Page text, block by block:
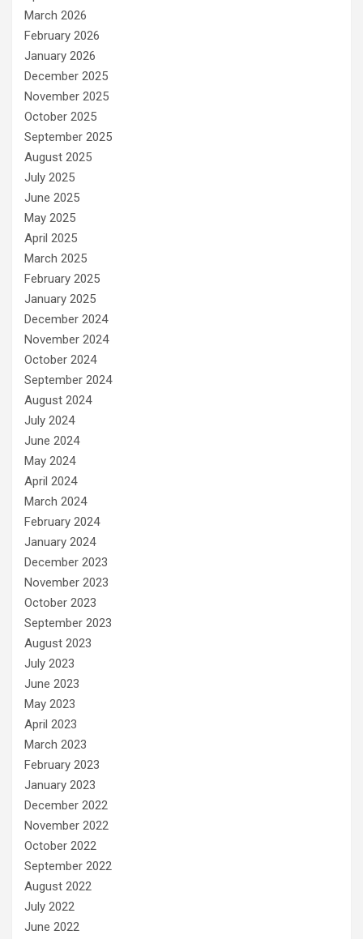
March 2026
February 2026
January 2026
December 2025
November 2025
October 2025
September 2025
August 2025
July 2025
June 2025
May 2025
April 2025
March 2025
February 2025
January 2025
December 2024
November 2024
October 2024
September 2024
August 2024
July 2024
June 2024
May 2024
April 2024
March 2024
February 2024
January 2024
December 2023
November 2023
October 2023
September 2023
August 2023
July 2023
June 2023
May 2023
April 2023
March 2023
February 2023
January 2023
December 2022
November 2022
October 2022
September 2022
August 2022
July 2022
June 2022